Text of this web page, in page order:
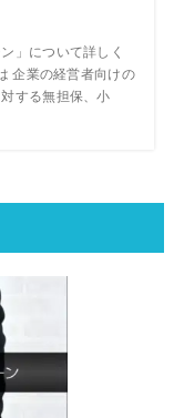
」について詳しく
企業の経営者向けの
する無担保、小